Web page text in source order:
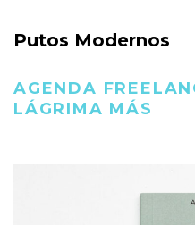
Putos Modernos
AGENDA
LÁGRIMA MÁS